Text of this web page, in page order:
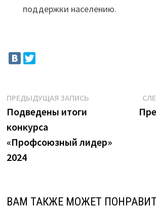
поддержки населению.
Навигация
по
записям
ПРЕДЫДУЩАЯ ЗАПИСЬ
Подведены итоги
конкурса
«Профсоюзный лидер»
2024
ВАМ ТАКЖЕ МОЖЕТ